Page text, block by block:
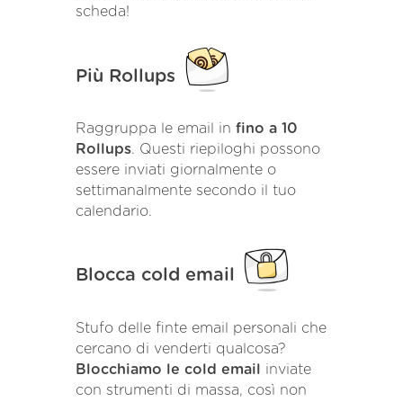
scheda!
Più Rollups
Raggruppa le email in fino a 10
Rollups. Questi riepiloghi possono
essere inviati giornalmente o
settimanalmente secondo il tuo
calendario.
Blocca cold email
Stufo delle finte email personali che
cercano di venderti qualcosa?
Blocchiamo le cold email
inviate
con strumenti di massa, così non